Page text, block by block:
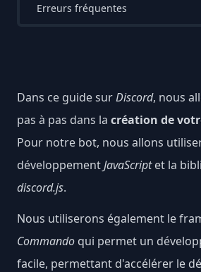
Les timers: setInterval,
Erreurs fréquentes
An invalid token was provided
Dans ce guide surDiscord, nous
pas à pas dans la création de
Pour notre bot, nous allons
développementJavaScriptet la
discord.js.
Nous utiliserons également le
Commando qui permet un
facile, permettant d'accélérer le